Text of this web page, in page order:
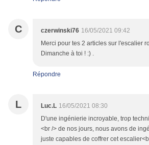
C czerwinski76 16/05/2021 09:42
Merci pour tes 2 articles sur l'escalier
Dimanche à toi ! :) .
Répondre
L Luc.L 16/05/2021 08:30
D'une ingénierie incroyable, trop
<br /> de nos jours, nous avons de
juste capables de coffrer cet